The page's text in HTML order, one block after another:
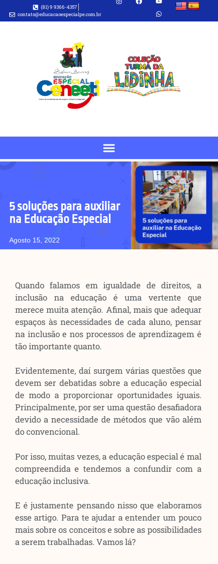
(81) 9 9366-4357
contato@educacaoespecialpe.com.br
5 soluções para auxiliar
na Educação Especial
Agosto 15, 2022
Quando falamos em igualdade de direitos, a
inclusão na educação é uma vertente que
merece muita atenção. Afinal, mais que adequar
espaços às necessidades de cada aluno, pensar
na inclusão e nos processos de aprendizagem é
tão importante quanto.
Evidentemente, daí surgem várias questões que
devem ser debatidas sobre a educação especial
de modo a proporcionar oportunidades iguais.
Principalmente, por ser uma questão desafiadora
devido a necessidade de métodos que vão além
do convencional.
Por isso, muitas vezes, a educação especial é mal
compreendida e tendemos a confundir com a
educação inclusiva.
E é justamente pensando nisso que elaboramos
esse artigo. Para te ajudar a entender um pouco
mais sobre os conceitos e sobre as possibilidades
a serem trabalhadas. Vamos lá?